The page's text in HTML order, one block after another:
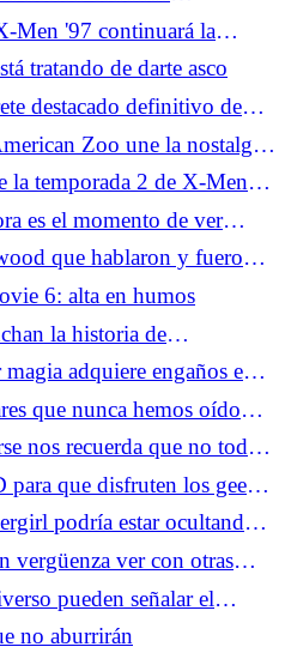
Men '97 continuará la
a plena vista?
tratando de darte asco
destacado definitivo de
Zoo une la nostalgia
la temporada 2 de X-Men
disfraces y más
es el momento de ver
que hablaron y fueron
6: alta en humos
la historia de
adquiere engaños en
que nunca hemos oído
nos recuerda que no todas
ser una broma
que disfruten los geeks
podría estar ocultando
del mañana
vergüenza ver con otras
pueden señalar el
no aburrirán